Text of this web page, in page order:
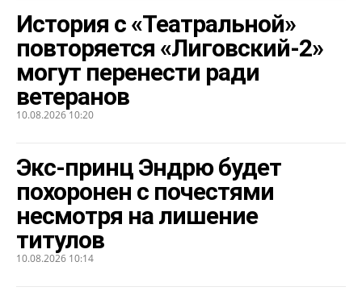
История с «Театральной»
повторяется «Лиговский-2»
могут перенести ради
ветеранов
10.08.2026 10:20
Экс-принц Эндрю будет
похоронен с почестями
несмотря на лишение
титулов
10.08.2026 10:14